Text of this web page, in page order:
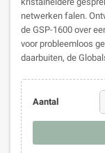
netwerken falen.
de GSP-1600 over
voor probleemloos
daarbuiten, de
Aantal